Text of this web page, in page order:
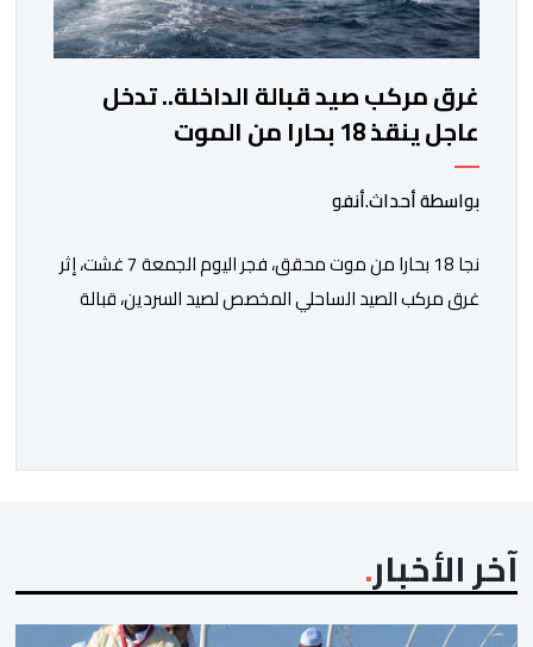
غرق مركب صيد قبالة الداخلة.. تدخل
عاجل ينقذ 18 بحارا من الموت
بواسطة أحداث.أنفو
نجا 18 بحارا من موت محقق، فجر اليوم الجمعة 7 غشت، إثر
غرق مركب الصيد الساحلي المخصص لصيد السردين، قبالة
آخر الأخبار